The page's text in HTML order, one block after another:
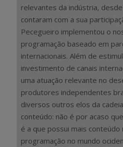
relevantes da indústria,
contaram com a sua
Pecegueiro implementou o
programação baseado em
internacionais. Além de
investimento de canais
uma atuação relevante no
produtores independentes
diversos outros elos da
conteúdo: não é por acaso
é a que possui mais conteúdo
programação no mundo